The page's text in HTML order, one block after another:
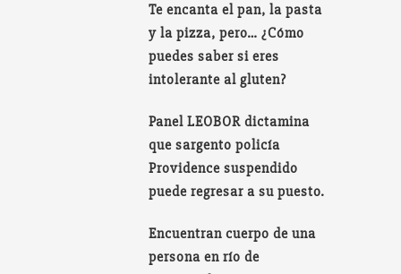
Te encanta el pan, la pasta
y la pizza, pero… ¿Cómo
puedes saber si eres
intolerante al gluten?
Panel LEOBOR dictamina
que sargento policía
Providence suspendido
puede regresar a su puesto.
Encuentran cuerpo de una
persona en río de